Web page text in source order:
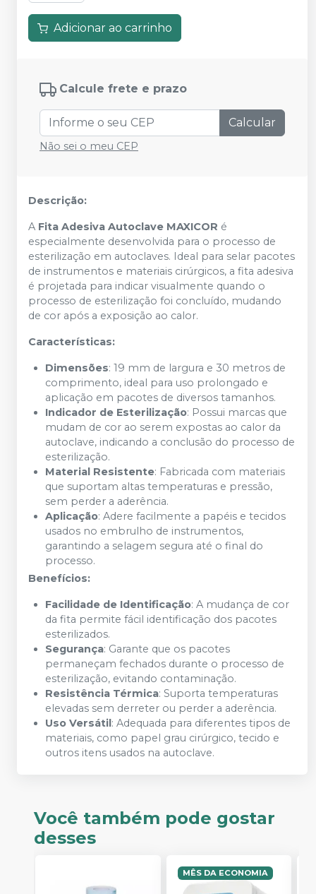
Adicionar ao carrinho
Calcule frete e prazo
Calcular
Não sei o meu CEP
Descrição:
A Fita Adesiva Autoclave MAXICOR é
especialmente desenvolvida para o processo de
esterilização em autoclaves. Ideal para selar pacotes
de instrumentos e materiais cirúrgicos, a fita adesiva
é projetada para indicar visualmente quando o
processo de esterilização foi concluído, mudando
de cor após a exposição ao calor.
Características:
Dimensões: 19 mm de largura e 30 metros de
comprimento, ideal para uso prolongado e
aplicação em pacotes de diversos tamanhos.
Indicador de Esterilização: Possui marcas que
mudam de cor ao serem expostas ao calor da
autoclave, indicando a conclusão do processo de
esterilização.
Material Resistente: Fabricada com materiais
que suportam altas temperaturas e pressão,
sem perder a aderência.
Aplicação: Adere facilmente a papéis e tecidos
usados no embrulho de instrumentos,
garantindo a selagem segura até o final do
processo.
Benefícios:
Facilidade de Identificação: A mudança de cor
da fita permite fácil identificação dos pacotes
esterilizados.
Segurança: Garante que os pacotes
permaneçam fechados durante o processo de
esterilização, evitando contaminação.
Resistência Térmica: Suporta temperaturas
elevadas sem derreter ou perder a aderência.
Uso Versátil: Adequada para diferentes tipos de
materiais, como papel grau cirúrgico, tecido e
outros itens usados na autoclave.
Você também pode gostar
desses
MÊS DA ECONOMIA